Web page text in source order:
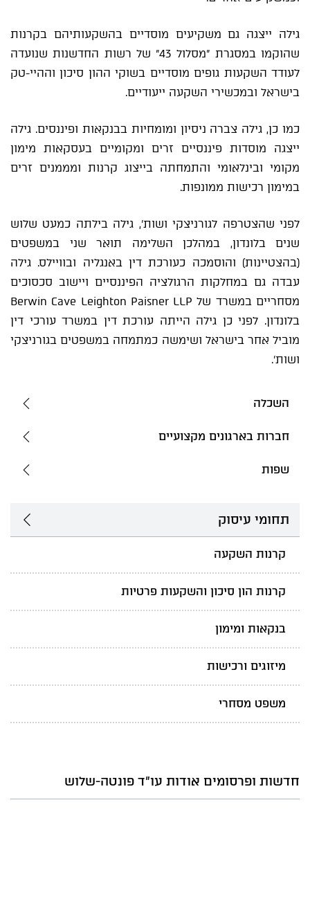
גילה ייצגה גם משקיעים מוסדיים בהשקעותיהם בקרנות
שהוקמו במסגרת "מסלול 43" של רשות החדשנות שנועדה
לעודד השקעות גופים מוסדיים בשוקי ההון סיכון וההיי-טק
בישראל ובמכשירי השקעה ייעודיים.
כמו כן, גילה צברה ניסיון ומומחיות בבנקאות ופיננסים. גילה
ייצגה מוסדות פיננסיים זרים ומקומיים בעסקאות מימון
מקומי ובינלאומי והתמחתה בייצוג קרנות ומממנים זרים
במימון רכישות ממונפות.
לפני שהצטרפה לגורניצקי ושות', גילה בילתה כמעט שלוש
שנים בלונדון, במהלכן השלימה תואר שני במשפטים
(בהצטיינות) והוסמכה כעורכת דין באנגליה ובוויילס. גילה
עבדה גם במחלקות הרגולציה הפיננסיים ויישוב סכסוכים
מסחריים במשרד של Berwin Cave Leighton Paisner LLP
בלונדון. לפני כן גילה הייתה עורכת דין במשרד עורכי דין
מוביל אחר בישראל ושימשה כמתמחה במשפטים בגורניצקי
ושות'.
השכלה
חברות בארגונים מקצועיים
שפות
תחומי עיסוק
קרנות השקעה
קרנות הון סיכון והשקעות פרטיות
בנקאות ומימון
מיזוגים ורכישות
משפט מסחרי
חדשות ופרסומים אודות עו"ד פונטה-שלוש